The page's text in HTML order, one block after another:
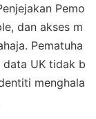
Pemo
dan akses m
Pematuha
data UK tidak b
menghala